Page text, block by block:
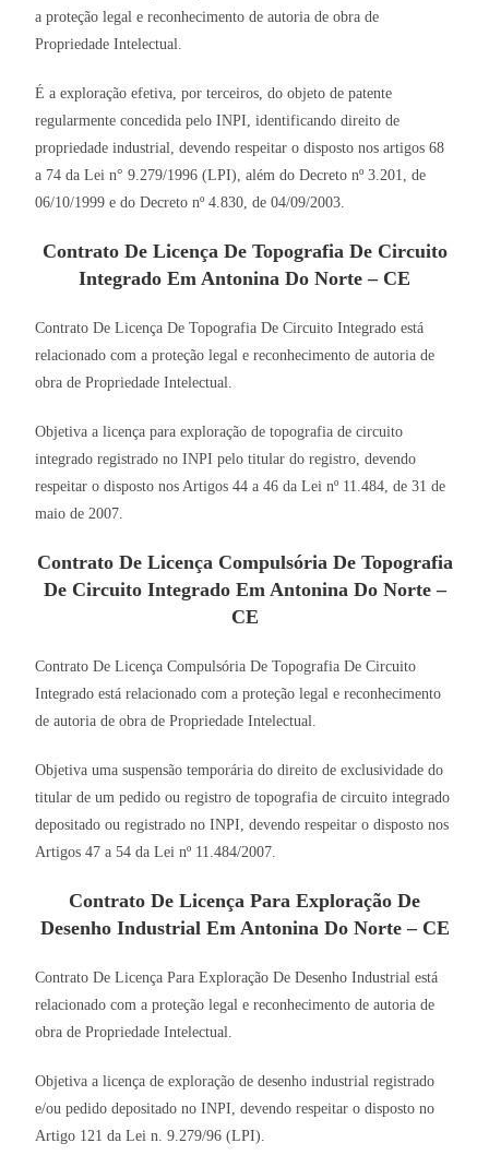
a proteção legal e reconhecimento de autoria de obra de
Propriedade Intelectual.
É a exploração efetiva, por terceiros, do objeto de patente
regularmente concedida pelo INPI, identificando direito de
propriedade industrial, devendo respeitar o disposto nos artigos 68
a 74 da Lei n° 9.279/1996 (LPI), além do Decreto nº 3.201, de
06/10/1999 e do Decreto nº 4.830, de 04/09/2003.
Contrato De Licença De Topografia De Circuito
Integrado Em Antonina Do Norte – CE
Contrato De Licença De Topografia De Circuito Integrado está
relacionado com a proteção legal e reconhecimento de autoria de
obra de Propriedade Intelectual.
Objetiva a licença para exploração de topografia de circuito
integrado registrado no INPI pelo titular do registro, devendo
respeitar o disposto nos Artigos 44 a 46 da Lei nº 11.484, de 31 de
maio de 2007.
Contrato De Licença Compulsória De Topografia
De Circuito Integrado Em Antonina Do Norte –
CE
Contrato De Licença Compulsória De Topografia De Circuito
Integrado está relacionado com a proteção legal e reconhecimento
de autoria de obra de Propriedade Intelectual.
Objetiva uma suspensão temporária do direito de exclusividade do
titular de um pedido ou registro de topografia de circuito integrado
depositado ou registrado no INPI, devendo respeitar o disposto nos
Artigos 47 a 54 da Lei nº 11.484/2007.
Contrato De Licença Para Exploração De
Desenho Industrial Em Antonina Do Norte – CE
Contrato De Licença Para Exploração De Desenho Industrial está
relacionado com a proteção legal e reconhecimento de autoria de
obra de Propriedade Intelectual.
Objetiva a licença de exploração de desenho industrial registrado
e/ou pedido depositado no INPI, devendo respeitar o disposto no
Artigo 121 da Lei n. 9.279/96 (LPI).